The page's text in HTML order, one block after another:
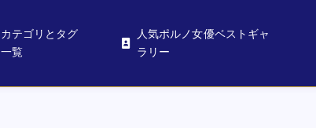
カテゴリとタグ
一覧
人気ポルノ女優ベストギャ
ラリー